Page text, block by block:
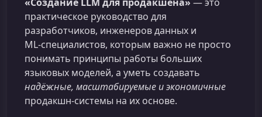
практическое руководство для
разработчиков, инженеров данных и
ML‑специалистов, которым важно не просто
понимать принципы работы больших
языковых моделей, а уметь создавать
надёжные, масштабируемые и экономичные
продакшн‑системы на их основе.